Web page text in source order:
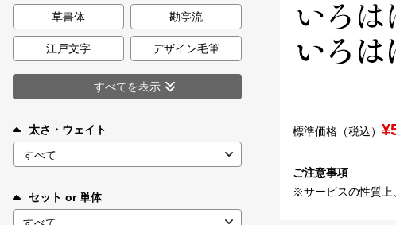
お気に入り
ご利用ガイド
お問い合わせ
草書体 勘亭流
江戸文字 デザイン毛筆
すべてを表示
太さ・ウェイト
セット or 単体
標準価格（税込）
ご注意事項
※サービスの性質上